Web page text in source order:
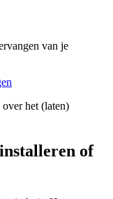
van je
het (laten)
of